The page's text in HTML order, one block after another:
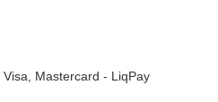
Mastercard - LiqPay